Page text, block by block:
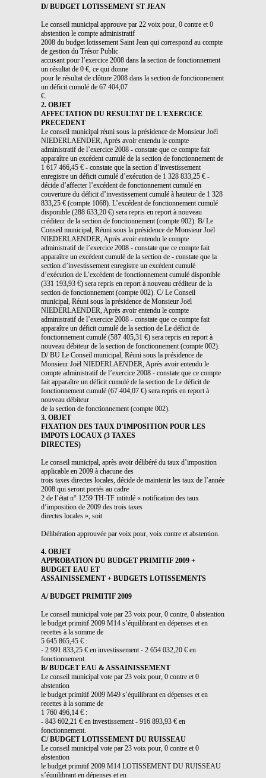
D/ BUDGET LOTISSEMENT ST JEAN
Le conseil municipal approuve par 22 voix pour, 0 contre et 0
abstention le compte administratif
2008 du budget lotissement Saint Jean qui correspond au compte
de gestion du Trésor Public
accusant pour l’exercice 2008 dans la section de fonctionnement
un résultat de 0 €, ce qui donne
pour le résultat de clôture 2008 dans la section de fonctionnement
un déficit cumulé de 67 404,07
€.
2. OBJET
AFFECTATION DU RESULTAT DE L'EXERCICE
PRECEDENT
Le conseil municipal réuni sous la présidence de Monsieur Joël
NIEDERLAENDER, Après avoir entendu le compte
administratif de l’exercice 2008 - constate que ce compte fait
apparaître un excédent cumulé de la section de fonctionnement de
1 617 466,45 € - constate que la section d’investissement
enregistre un déficit cumulé d’exécution de 1 328 833,25 € -
décide d’affecter l’excédent de fonctionnement cumulé en
couverture du déficit d’investissement cumulé à hauteur de 1 328
833,25 € (compte 1068). L’excédent de fonctionnement cumulé
disponible (288 633,20 €) sera repris en report à nouveau
créditeur de la section de fonctionnement (compte 002). B/ Le
Conseil municipal, Réuni sous la présidence de Monsieur Joël
NIEDERLAENDER, Après avoir entendu le compte
administratif de l’exercice 2008 - constate que ce compte fait
apparaître un excédent cumulé de la section de - constate que la
section d’investissement enregistre un excédent cumulé
d’exécution de L’excédent de fonctionnement cumulé disponible
(331 193,93 €) sera repris en report à nouveau créditeur de la
section de fonctionnement (compte 002). C/ Le Conseil
municipal, Réuni sous la présidence de Monsieur Joël
NIEDERLAENDER, Après avoir entendu le compte
administratif de l’exercice 2008 - constate que ce compte fait
apparaître un déficit cumulé de la section de Le déficit de
fonctionnement cumulé (587 405,31 €) sera repris en report à
nouveau débiteur de la section de fonctionnement (compte 002).
D/ BU Le Conseil municipal, Réuni sous la présidence de
Monsieur Joël NIEDERLAENDER, Après avoir entendu le
compte administratif de l’exercice 2008 - constate que ce compte
fait apparaître un déficit cumulé de la section de Le déficit de
fonctionnement cumulé (67 404,07 €) sera repris en report à
nouveau débiteur
de la section de fonctionnement (compte 002).
3. OBJET
FIXATION DES TAUX D'IMPOSITION POUR LES
IMPOTS LOCAUX (3 TAXES
DIRECTES)
Le conseil municipal, après avoir délibéré du taux d’imposition
applicable en 2009 à chacune des
trois taxes directes locales, décide de maintenir les taux de l’année
2008 qui seront portés au cadre
2 de l’état n° 1259 TH-TF intitulé « notification des taux
d’imposition de 2009 des trois taxes
directes locales », soit
Délibération approuvée par voix pour, voix contre et abstention.
4. OBJET
APPROBATION DU BUDGET PRIMITIF 2009 +
BUDGET EAU ET
ASSAINISSEMENT + BUDGETS LOTISSEMENTS
A/ BUDGET PRIMITIF 2009
Le conseil municipal vote par 23 voix pour, 0 contre, 0 abstention
le budget primitif 2009 M14 s’équilibrant en dépenses et en
recettes à la somme de
5 645 865,45 € :
- 2 991 833,25 € en investissement - 2 654 032,20 € en
fonctionnement.
B/ BUDGET EAU & ASSAINISSEMENT
Le conseil municipal vote par 23 voix pour, 0 contre et 0
abstention
le budget primitif 2009 M49 s’équilibrant en dépenses et en
recettes à la somme de
1 760 496,14 € :
- 843 602,21 € en investissement - 916 893,93 € en
fonctionnement.
C/ BUDGET LOTISSEMENT DU RUISSEAU
Le conseil municipal vote par 23 voix pour, 0 contre et 0
abstention
le budget primitif 2009 M14 LOTISSEMENT DU RUISSEAU
s’équilibrant en dépenses et en